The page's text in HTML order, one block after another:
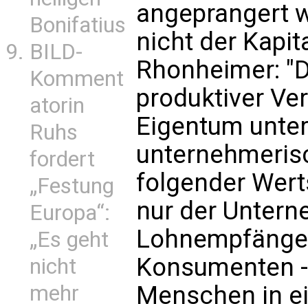
Bonifatius
BILD-
Komment
atorin
Ruhs
fordert
„Festung
Europa“:
„Es geht
nicht
mehr
angeprangert
nicht der
Rhonheimer:
produktiver
Eigentum
folgender
nur der
Konsumenten
Menschen in